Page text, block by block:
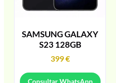
SAMSUNG GALAXY
S23 128GB
399€
Consultar WhatsApp